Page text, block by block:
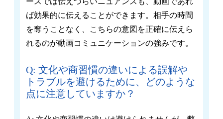
ば効果的に伝えることができます。相手の時間
を奪うことなく、こちらの意図を正確に伝えら
れるのが動画コミュニケーションの強みです。
Q: 文化や商習慣の違いによる誤解や
トラブルを避けるために、どのような
点に注意していますか？